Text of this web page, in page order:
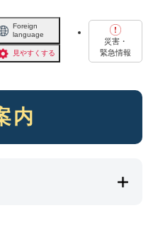
Foreign
language
見やすくする
災害・
緊急情報
内